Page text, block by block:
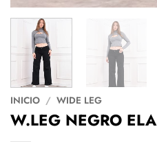
INICIO / WIDE LEG
W.LEG NEGRO